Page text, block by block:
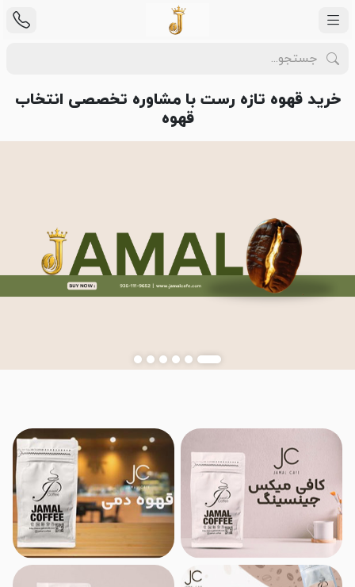
خرید قهوه تازه رست با مشاوره تخصصی انتخاب
قهوه